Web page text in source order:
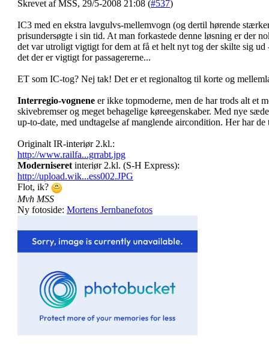
Skrevet af MSS, 29/5-2008 21:08 (#537)
IC3 med en ekstra lavgulvs-mellemvogn (og dertil hørende
prisundersøgte i sin tid. At man forkastede denne løsning er der
det var utroligt vigtigt for dem at få et helt nyt tog der skilte sig
det der er vigtigt for passagererne...
ET som IC-tog? Nej tak! Det er et regionaltog til korte og
Interregio-vognene er ikke topmoderne, men de har trods alt et
skivebremser og meget behagelige køreegenskaber. Med nye
up-to-date, med undtagelse af manglende aircondition. Her har
Originalt IR-interiør 2.kl.:
http://www.railfa...grrabt.jpg
Moderniseret interiør 2.kl. (S-H Express):
http://upload.wik...ess002.JPG
Flot, ik?
Mvh MSS
Ny fotoside: Mortens Jernbanefotos